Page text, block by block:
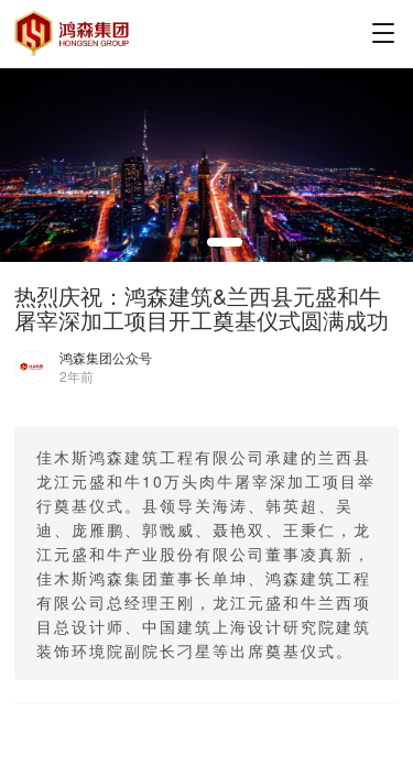
T
n
a
v
i
g
i
热烈庆祝：鸿森建筑&兰西县元盛和牛
屠宰深加工项目开工奠基仪式圆满成功
鸿森集团公众号
2年前
佳木斯鸿森建筑工程有限公司承建的兰西县
龙江元盛和牛10万头肉牛屠宰深加工项目举
行奠基仪式。县领导关海涛、韩英超、吴
迪、庞雁鹏、郭戬威、聂艳双、王秉仁，龙
江元盛和牛产业股份有限公司董事凌真新，
佳木斯鸿森集团董事长单坤、鸿森建筑工程
有限公司总经理王刚，龙江元盛和牛兰西项
目总设计师、中国建筑上海设计研究院建筑
装饰环境院副院长刁星等出席奠基仪式。